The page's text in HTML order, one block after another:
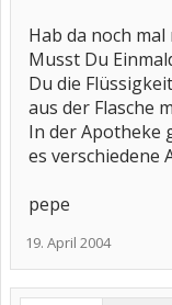
Hab da noch mal
Musst Du
Du die Flüssigkeit
aus der Flasche
In der Apotheke
es verschiedene
pepe
19. April 2004